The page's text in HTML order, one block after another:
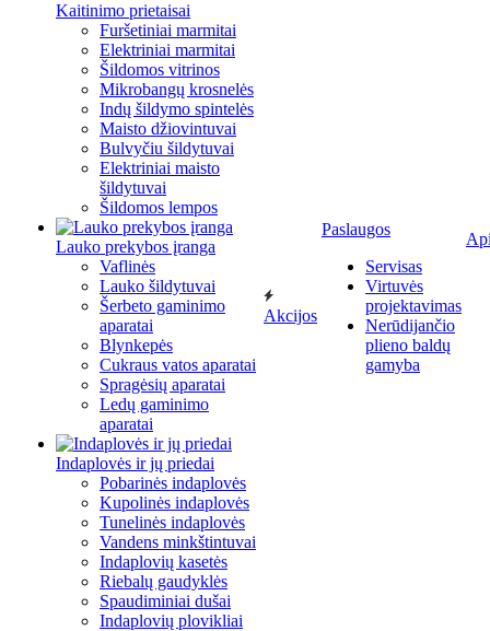
Kaitinimo prietaisai
Furšetiniai marmitai
Elektriniai marmitai
Šildomos vitrinos
Mikrobangų krosnelės
Indų šildymo spintelės
Maisto džiovintuvai
Bulvyčiu šildytuvai
Elektriniai maisto
šildytuvai
Šildomos lempos
Lauko prekybos įranga
Vaflinės
Lauko šildytuvai
Šerbeto gaminimo
aparatai
Blynkepės
Cukraus vatos aparatai
Spragėsių aparatai
Ledų gaminimo
aparatai
Indaplovės ir jų priedai
Pobarinės indaplovės
Kupolinės indaplovės
Tunelinės indaplovės
Vandens minkštintuvai
Indaplovių kasetės
Riebalų gaudyklės
Spaudiminiai dušai
Indaplovių plovikliai
Akcijos
Paslaugos
Servisas
Virtuvės
projektavimas
Nerūdijančio
plieno baldų
gamyba